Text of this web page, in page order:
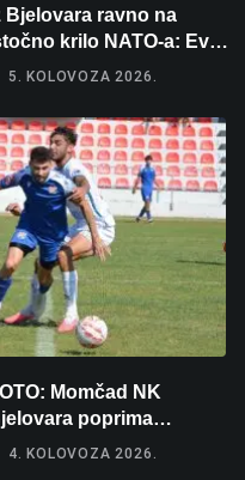
Bjelovara ravno na
krilo NATO-a: Evo
odlazi 82 hrvatska
5. KOLOVOZA 2026.
Momčad NK
poprima
izgled
4. KOLOVOZA 2026.